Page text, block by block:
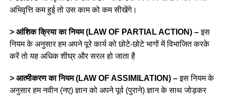
अभिवृत्ति कम हुई तो उस काम को कम सीखेंगे।
> आंशिक क्रिया का नियम (LAW OF PARTIAL ACTION) –इस
नियम के अनुसार हम अपने पूरे कार्य को छोटे-छोटे भागों में विभाजित करके
करें तो यह अधिक शीघ्र और सरल हो जाता है
> आत्मीकरण का नियम (LAW OF ASSIMILATION) –इस नियम के
अनुसार हम नवीन (नए) ज्ञान को अपने पूर्व (पुराने) ज्ञान के साथ जोड़कर